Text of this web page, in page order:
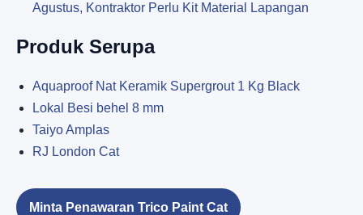
Agustus, Kontraktor Perlu Kit Material Lapangan
Produk Serupa
Aquaproof Nat Keramik Supergrout 1 Kg Black
Lokal Besi behel 8 mm
Taiyo Amplas
RJ London Cat
Minta Penawaran Trico Paint Cat